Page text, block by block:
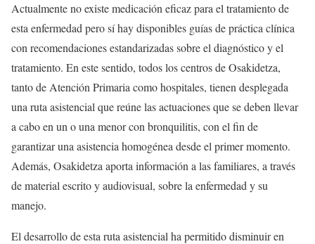
Actualmente no existe medicación eficaz para el tratamiento de
esta enfermedad pero sí hay disponibles guías de práctica clínica
con recomendaciones estandarizadas sobre el diagnóstico y el
tratamiento. En este sentido, todos los centros de Osakidetza,
tanto de Atención Primaria como hospitales, tienen desplegada
una ruta asistencial que reúne las actuaciones que se deben llevar
a cabo en un o una menor con bronquilitis, con el fin de
garantizar una asistencia homogénea desde el primer momento.
Además, Osakidetza aporta información a las familiares, a través
de material escrito y audiovisual, sobre la enfermedad y su
manejo.
El desarrollo de esta ruta asistencial ha permitido disminuir en